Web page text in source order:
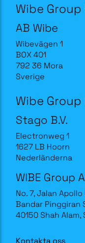
Wibe Group
AB Wibe
Wibevägen 1
BOX 401
792 36 Mora
Sverige
Wibe Group
Stago B.V.
Electronweg 1
1627 LB Hoorn
Nederländerna
WIBE Group
No. 7, Jalan Apollo
Bandar Pinggiran
40150 Shah Alam,
Kontakta oss